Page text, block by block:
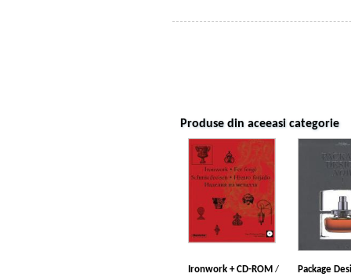
Produse din aceeasi categorie
Ironwork + CD-ROM /
Package